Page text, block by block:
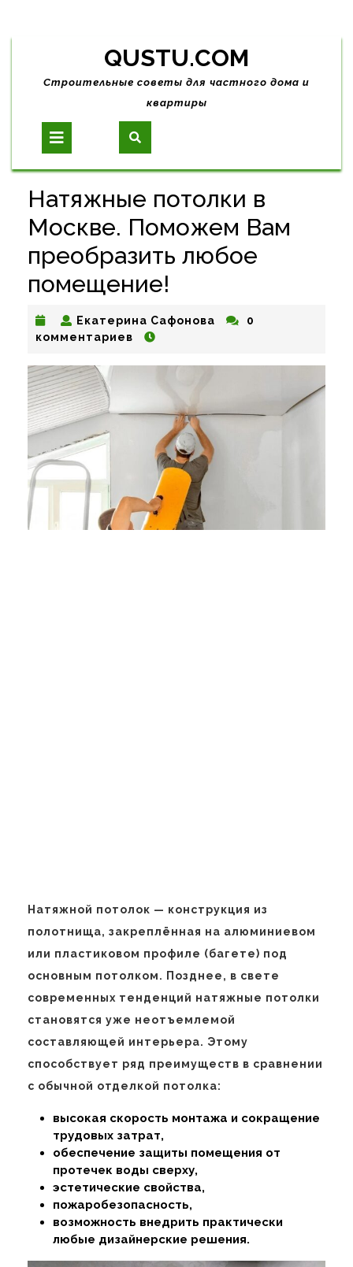
Skip
content
QUSTU.COM
Строительные советы для частного дома и
квартиры
Open
Button
Натяжные потолки в
Москве. Поможем Вам
преобразить любое
помещение!
Екатерина Сафонова Екатерина
0
комментариев
Натяжной потолок — конструкция из
полотнища, закреплённая на алюминиевом
или пластиковом профиле (багете) под
основным потолком. Позднее, в свете
современных тенденций натяжные потолки
становятся уже неотъемлемой
составляющей интерьера. Этому
способствует ряд преимуществ в сравнении
с обычной отделкой потолка:
высокая скорость монтажа и сокращение
трудовых затрат,
обеспечение защиты помещения от
протечек воды сверху,
эстетические свойства,
пожаробезопасность,
возможность внедрить практически
любые дизайнерские решения.